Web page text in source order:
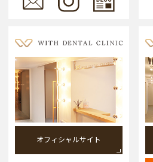
オフィシャルサイト